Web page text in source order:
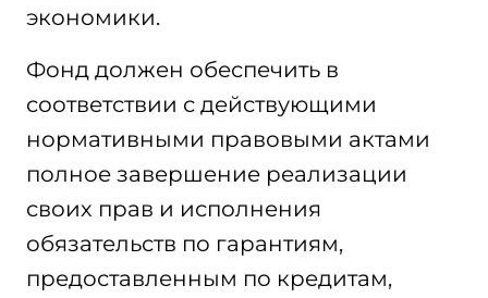
экономики.
Фонд должен обеспечить в
соответствии с действующими
нормативными правовыми актами
полное завершение реализации
своих прав и исполнения
обязательств по гарантиям,
предоставленным по кредитам,